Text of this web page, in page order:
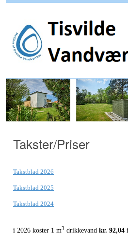
Takster/Priser
Takstblad 2026
Takstblad 2025
Takstblad 2024
i 2026 koster 1 m3 drikkevand kr. 92,04